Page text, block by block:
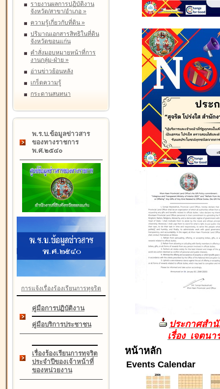
รายงานผลการปฏิบัติงาน
จังหวัด/สาขา/อำเภอ »
ความรู้เกี่ยวกับที่ดิน »
ปริมาณเอกสารสิทธิในที่ดิน
จังหวัดขอนแก่น
คำสั่งมอบหมายหน้าที่การ
งานกลุ่ม-ฝ่าย »
อ่านข่าวย้อนหลัง
เกร็ดความรู้
กระดานสนทนา
พ.ร.บ.ข้อมูลข่าวสาร
ของทางราชการ
พ.ศ.๒๕๔๐
การแจ้งเรื่องร้องเรียนการทุจริต
คู่มือการปฏิบัติงาน
คู่มือบริการประชาชน
เรื่องร้องเรียนการทุจริต
ประจำปีของเจ้าหน้าที่
ของหน่วยงาน
ประกาศสำ
เรื่อง เจตน
หน้าหลัก
Events Calendar